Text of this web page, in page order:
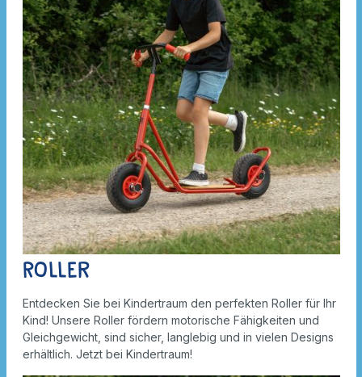
Roller
Entdecken Sie bei Kindertraum den perfekten Roller für Ihr
Kind! Unsere Roller fördern motorische Fähigkeiten und
Gleichgewicht, sind sicher, langlebig und in vielen Designs
erhältlich. Jetzt bei Kindertraum!